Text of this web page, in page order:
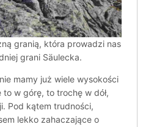
granią, która prowadzi nas
grani Säulecka.
mamy już wiele wysokości
w górę, to trochę w dół,
Pod kątem trudności,
lekko zahaczające o